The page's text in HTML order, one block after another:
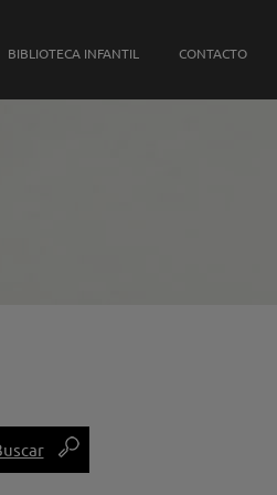
BIBLIOTECA INFANTIL CONTACTO